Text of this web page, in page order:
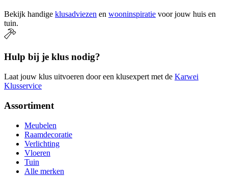
Bekijk handige klusadviezen en wooninspiratie voor jouw huis en
tuin.
Hulp bij je klus nodig?
Laat jouw klus uitvoeren door een klusexpert met de Karwei
Klusservice
Assortiment
Meubelen
Raamdecoratie
Verlichting
Vloeren
Tuin
Alle merken